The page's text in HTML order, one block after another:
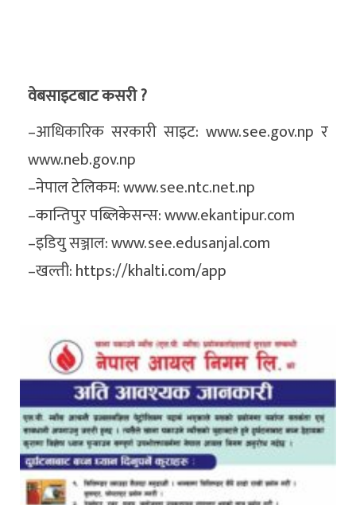
वेबसाइटबाट कसरी ?
–आधिकारिक सरकारी साइट: www.see.gov.np र
www.neb.gov.np
–नेपाल टेलिकम: www.see.ntc.net.np
–कान्तिपुर पब्लिकेसन्स: www.ekantipur.com
–इडियु सञ्जाल: www.see.edusanjal.com
–खल्ती: https://khalti.com/app